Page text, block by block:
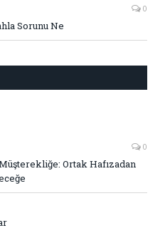
0
Sorunu Ne
0
Ortak Hafızadan